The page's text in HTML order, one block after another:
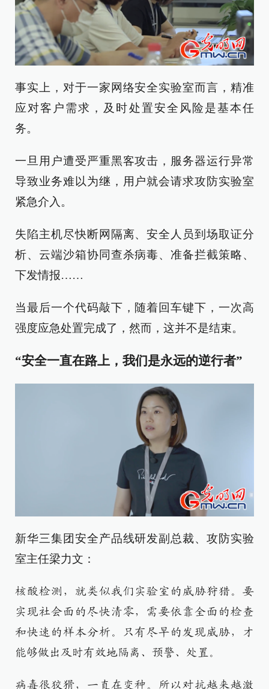
事实上，对于一家网络安全实验室而言，精准
应对客户需求，及时处置安全风险是基本任
务。
一旦用户遭受严重黑客攻击，服务器运行异常
导致业务难以为继，用户就会请求攻防实验室
紧急介入。
失陷主机尽快断网隔离、安全人员到场取证分
析、云端沙箱协同查杀病毒、准备拦截策略、
下发情报……
当最后一个代码敲下，随着回车键下，一次高
强度应急处置完成了，然而，这并不是结束。
“安全一直在路上，我们是永远的逆行者”
新华三集团安全产品线研发副总裁、攻防实验
室主任梁力文：
核酸检测，就类似我们实验室的威胁狩猎。要
实现社会面的尽快清零，需要依靠全面的检查
和快速的样本分析。只有尽早的发现威胁，才
能够做出及时有效地隔离、预警、处置。
病毒很狡猾，一直在变种。所以对抗越来越激